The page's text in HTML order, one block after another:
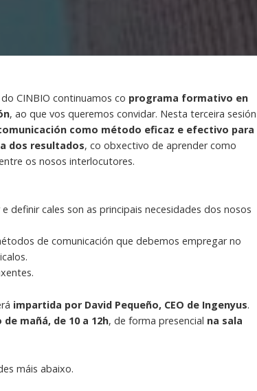
CINBIO continuamos co programa formativo en
, ao que vos queremos convidar. Nesta terceira sesión
como método eficaz e efectivo para
dos resultados, co obxectivo de aprender como
os nosos interlocutores.
definir cales son as principais necesidades dos nosos
de comunicación que debemos empregar no
impartida por David Pequeño, CEO de Ingenyus.
mañá, de 10 a 12h, de forma presencial na sala
máis abaixo.